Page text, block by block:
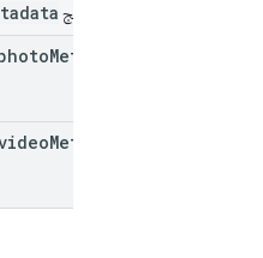
حقل الدمج
Metadata
Metadata